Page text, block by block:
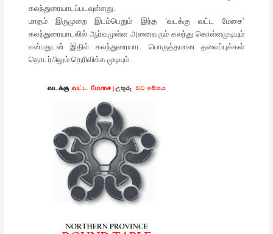
கலந்துரையாடப்படவுள்ளது.
மாதம் இருமுறை இடம்பெறும் இந்த ‘வடக்கு வட்ட மேசை’
கலந்துரையாடலில் ஆர்வமுள்ள அனைவரும் கலந்து கொள்ளமுடியும்
என்பதுடன் இதில் கலந்துரையாட பொருத்தமான தலைப்புக்கள்
தொடர்பிலும் தெரிவிக்க முடியும்.